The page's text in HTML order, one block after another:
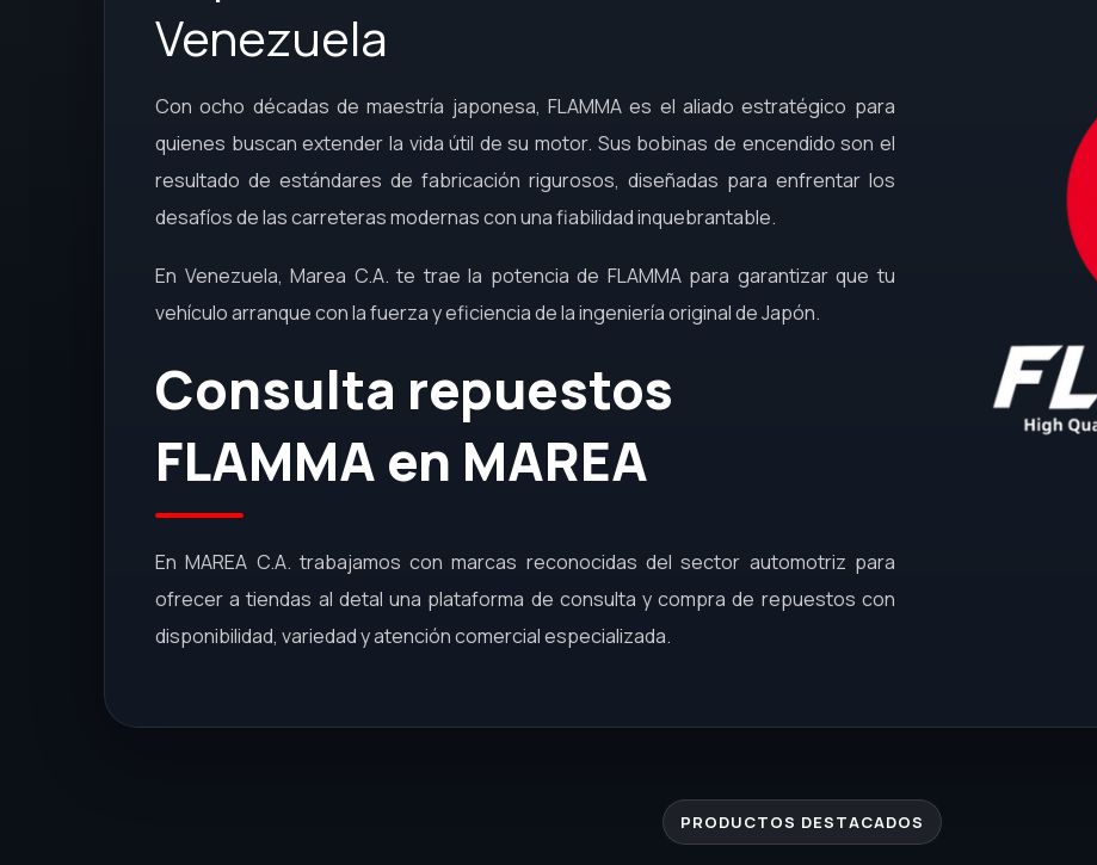
Venezuela
Con ocho décadas de maestría japonesa, FLAMMA es el aliado estratégico para
quienes buscan extender la vida útil de su motor. Sus bobinas de encendido son el
resultado de estándares de fabricación rigurosos, diseñadas para enfrentar los
desafíos de las carreteras modernas con una fiabilidad inquebrantable.
En Venezuela, Marea C.A. te trae la potencia de FLAMMA para garantizar que tu
vehículo arranque con la fuerza y eficiencia de la ingeniería original de Japón.
Consulta repuestos
FLAMMA en MAREA
En MAREA C.A. trabajamos con marcas reconocidas del sector automotriz para
ofrecer a tiendas al detal una plataforma de consulta y compra de repuestos con
disponibilidad, variedad y atención comercial especializada.
PRODUCTOS DESTACADOS